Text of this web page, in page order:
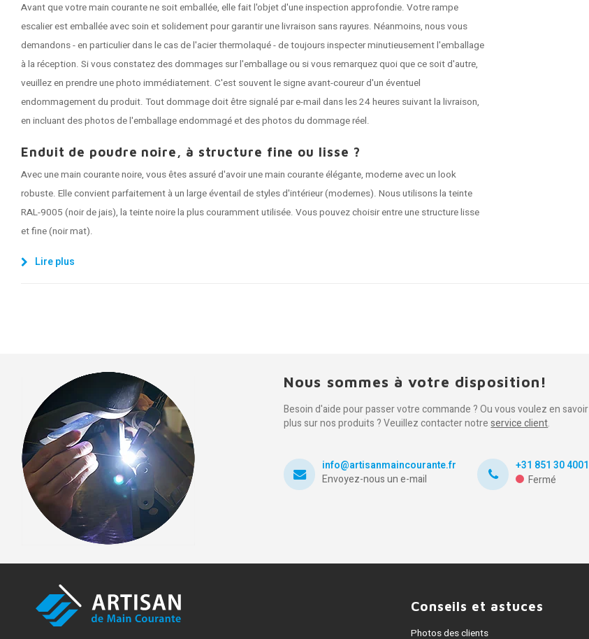
Avant que votre main courante ne soit emballée, elle fait l'objet d'une inspection approfondie. Votre rampe
escalier est emballée avec soin et solidement pour garantir une livraison sans rayures. Néanmoins, nous vous
demandons - en particulier dans le cas de l'acier thermolaqué - de toujours inspecter minutieusement l'emballage
à la réception. Si vous constatez des dommages sur l'emballage ou si vous remarquez quoi que ce soit d'autre,
veuillez en prendre une photo immédiatement. C'est souvent le signe avant-coureur d'un éventuel
endommagement du produit. Tout dommage doit être signalé par e-mail dans les 24 heures suivant la livraison,
en incluant des photos de l'emballage endommagé et des photos du dommage réel.
Enduit de poudre noire, à structure fine ou lisse ?
Avec une main courante noire, vous êtes assuré d'avoir une main courante élégante, moderne avec un look
robuste. Elle convient parfaitement à un large éventail de styles d'intérieur (modernes). Nous utilisons la teinte
RAL-9005 (noir de jais), la teinte noire la plus couramment utilisée. Vous pouvez choisir entre une structure lisse
et fine (noir mat).
Lire plus
Nous sommes à votre disposition!
Besoin d'aide pour passer votre commande ? Ou vous voulez en savoir
plus sur nos produits ? Veuillez contacter notreservice client.
info@artisanmaincourante.fr
Envoyez-nous un e-mail
+31 851 30 4001
Fermé
Conseils et astuces
Photos des clients